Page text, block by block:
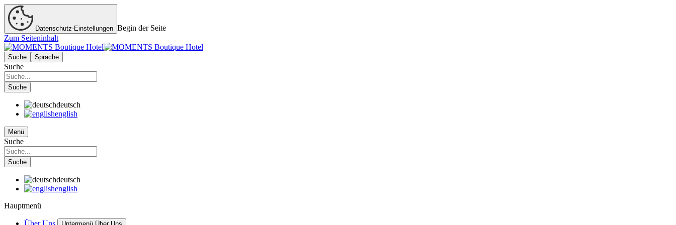
Datenschutz-Einstellungen Begin der Seite
Zum Seiteninhalt
Suche Sprache
Suche
Suche
deutsch
english
Menü
Suche
Suche
deutsch
english
Hauptmenü
Über Uns